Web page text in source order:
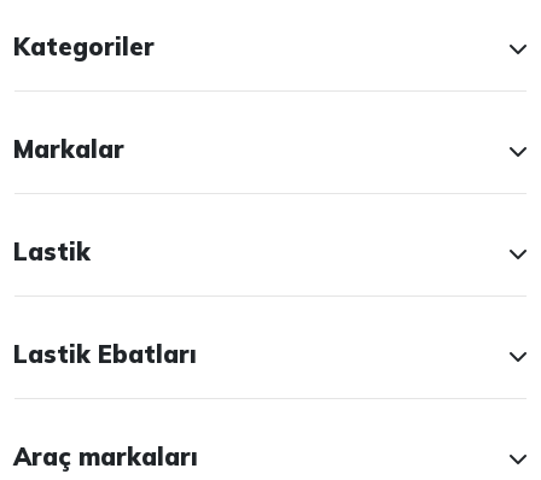
Kategoriler
Markalar
Lastik
Lastik Ebatları
Araç markaları